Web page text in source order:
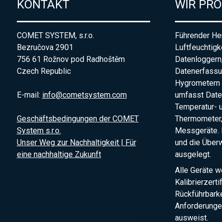
KONTAKT
COMET SYSTEM, s.r.o.
Bezručova 2901
756 61 Rožnov pod Radhoštěm
Czech Republic
E-mail: info@cometsystem.com
Geschäftsbedingungen der COMET
System s.r.o.
Unser Weg zur Nachhaltigkeit | Für
eine nachhaltige Zukunft
WIR
Führender
umfasst
Temperatur-
Messgeräte.
und die
ausgelegt.
Alle Geräte
ausweist.